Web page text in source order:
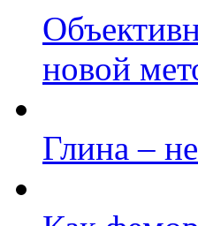
новой
Глина –